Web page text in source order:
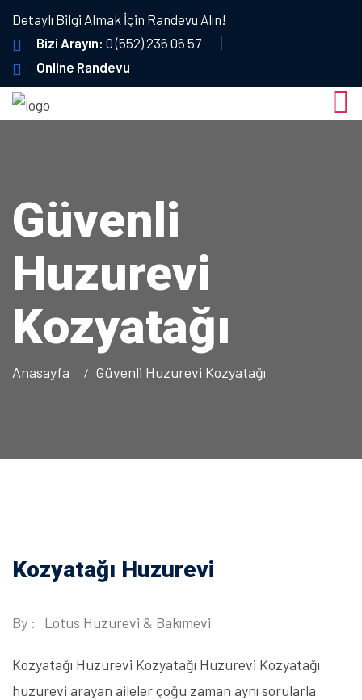
Detaylı Bilgi Almak İçin Randevu Alın!
Bizi Arayın: 0 (552) 236 06 57
Online Randevu
Güvenli
Huzurevi
Kozyatağı
Anasayfa Güvenli Huzurevi Kozyatağı
Kozyatağı Huzurevi
By : Lotus Huzurevi & Bakımevi
Kozyatağı Huzurevi Kozyatağı Huzurevi Kozyatağı
huzurevi arayan aileler çoğu zaman aynı sorularla